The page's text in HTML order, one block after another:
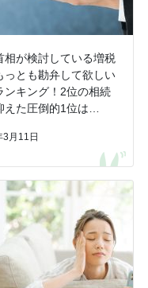
相が検討している増税
っとも勘弁して欲しい
ンキング！2位の相続
えた圧倒的1位は…
3月11日